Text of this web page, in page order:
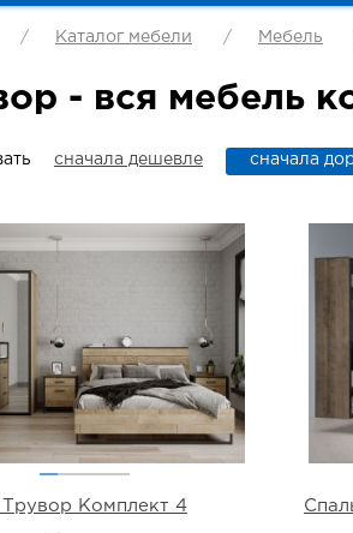
Каталог мебели Мебель
- вся мебель
сначала дешевле сначала
Трувор Комплект 4